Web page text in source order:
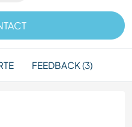
FEEDBACK (3)